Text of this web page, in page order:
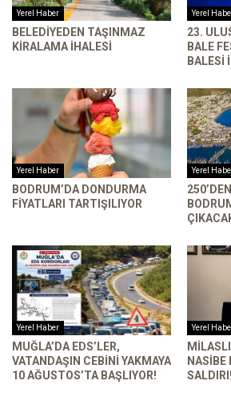
Yerel Haber
BELEDIYEDEN TAŞINMAZ
KIRALAMA İHALESI
Yerel
23.
BALE
BALESI
Yerel Haber
BODRUM’DA DONDURMA
FIYATLARI TARTIŞILIYOR
Yerel
Yerel Haber
MUĞLA’DA EDS’LER,
VATANDAŞIN CEBINI YAKMAYA
10 AĞUSTOS’TA BAŞLIYOR!
Yerel
NASIBE
SALDIRI!